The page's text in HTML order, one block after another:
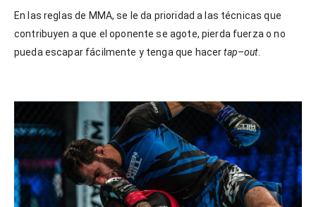
En las reglas de MMA, se le da prioridad a las técnicas que
contribuyen a que el oponente se agote, pierda fuerza o no
pueda escapar fácilmente y tenga que hacertap–out.